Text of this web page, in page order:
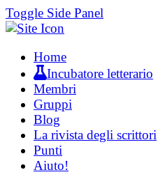
Toggle Side Panel
Home
Incubatore letterario
Membri
Gruppi
Blog
La rivista degli scrittori
Punti
Aiuto!